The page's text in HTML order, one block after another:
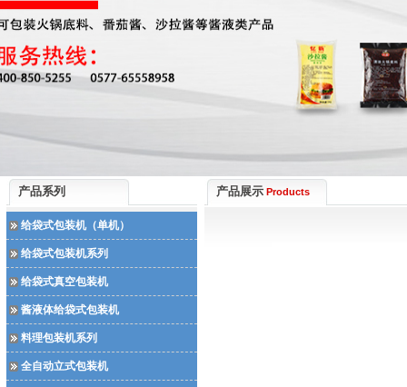
产品系列
给袋式包装机（单机）
给袋式包装机系列
给袋式真空包装机
酱液体给袋式包装机
料理包装机系列
全自动立式包装机
产品展示 Products